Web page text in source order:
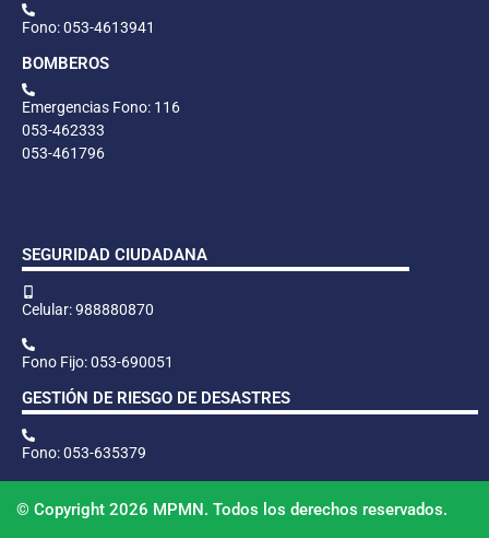
Fono: 053-4613941
BOMBEROS
Emergencias Fono: 116
053-462333
053-461796
SEGURIDAD CIUDADANA
Celular: 988880870
Fono Fijo: 053-690051
GESTIÓN DE RIESGO DE DESASTRES
Fono: 053-635379
© Copyright 2026 MPMN. Todos los derechos reservados.